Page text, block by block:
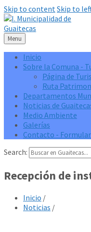
Skip to contentSkip to
Menu
Inicio
Sobre la Comuna -
Página de
Ruta
Departamentos
Noticias de
Medio Ambiente
Galerías
Contacto -
Search:
Recepción de
Inicio /
Noticias /